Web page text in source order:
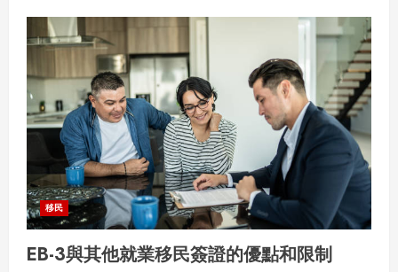
移民
EB-3與其他就業移民簽證的優點和限制